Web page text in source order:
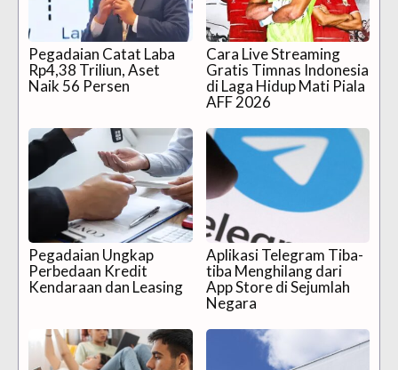
Pegadaian Catat Laba
Rp4,38 Triliun, Aset
Naik 56 Persen
Cara Live Streaming
Gratis Timnas Indonesia
di Laga Hidup Mati Piala
AFF 2026
Pegadaian Ungkap
Perbedaan Kredit
Kendaraan dan Leasing
Aplikasi Telegram Tiba-
tiba Menghilang dari
App Store di Sejumlah
Negara